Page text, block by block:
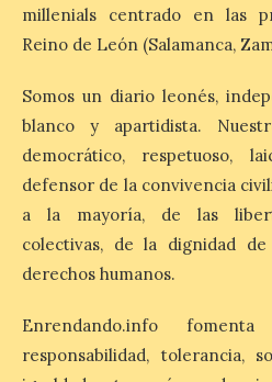
8 Ago 2026
Una de las
esta edición de
de Villadangos
principal del
cordero asado
las brasas in situ durante 5
de Dulces del
Gradefes
millenials centrado en las
Reino de León (Salamanca,
Somos un diario leonés,
blanco y apartidista.
democrático, respetuoso,
defensor de la convivencia
a la mayoría, de las
colectivas, de la dignidad
derechos humanos.
Enrendando.info
responsabilidad, tolerancia,